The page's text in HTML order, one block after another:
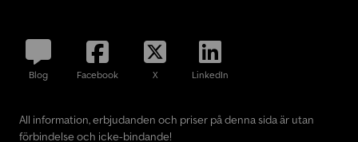
Blog Facebook X LinkedIn
All information, erbjudanden och priser på denna sida är utan
förbindelse och icke-bindande!